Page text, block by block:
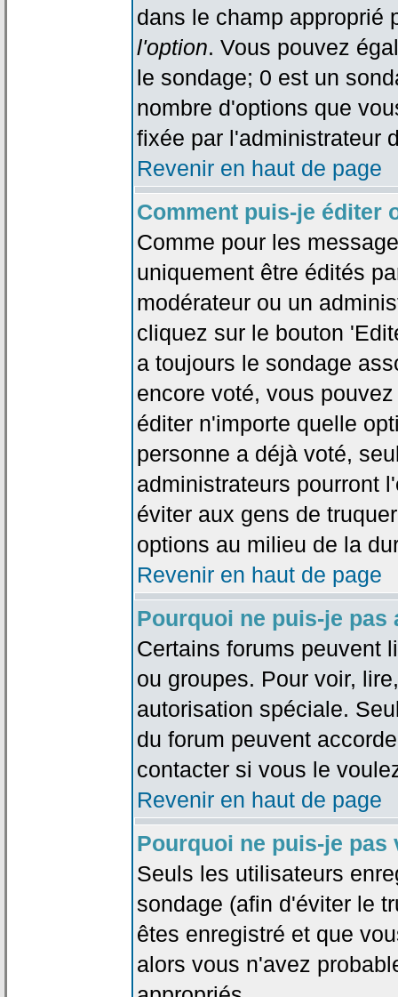
dans le champ
l'option. Vous pouvez
le sondage; 0 est un
nombre d'options que
fixée par l'administrateur
Revenir en haut de page
Comment puis-je éditer
Comme pour les
uniquement être édités
modérateur ou un
cliquez sur le bouton
a toujours le sondage
encore voté, vous
éditer n'importe quelle
personne a déjà voté,
administrateurs pourront
éviter aux gens de
options au milieu de la
Revenir en haut de page
Pourquoi ne puis-je pas
Certains forums peuvent
ou groupes. Pour voir,
autorisation spéciale.
du forum peuvent
contacter si vous le
Revenir en haut de page
Pourquoi ne puis-je pas
Seuls les utilisateurs
sondage (afin d'éviter le
êtes enregistré et que
alors vous n'avez